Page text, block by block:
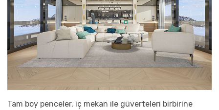
Tam boy penceler, iç mekan ile güverteleri birbirine